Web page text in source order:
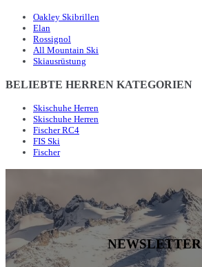
Oakley Skibrillen
Elan
Rossignol
All Mountain Ski
Skiausrüstung
BELIEBTE HERREN KATEGORIEN
Skischuhe Herren
Skischuhe Herren
Fischer RC4
FIS Ski
Fischer
NEWSLETTER